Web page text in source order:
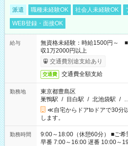
派遣 職種未経験OK 社会人未経験OK
WEB登録・面接OK
給与
無資格未経験：時給1500円～
収1万2000円以上
交通費別途支給あり
交通費 交通費全額支給
勤務地
東京都豊島区
巣鴨駅 / 目白駅 / 北池袋駅 /
≪自宅からドアtoドアで30分
します。
勤務時間
9:00～18:00（休憩60分） ■ご希望があれば下記シフトもOK！
早番 7:00～16:00 遅番 10:00～